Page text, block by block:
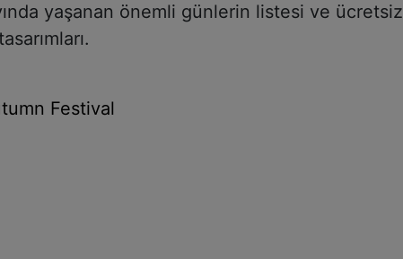
yaşanan önemli günlerin listesi ve ücretsiz
Festival